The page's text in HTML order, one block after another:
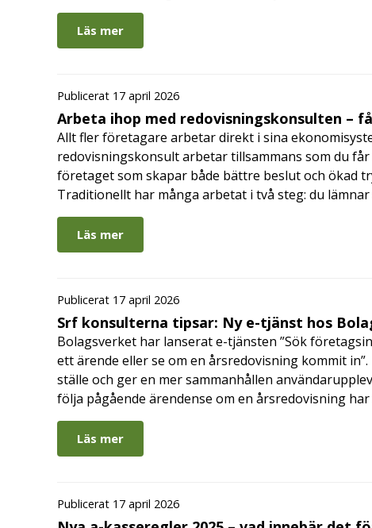
Läs mer
Publicerat 17 april 2026
Arbeta ihop med redovisningskonsulten
Allt fler företagare arbetar direkt i sina
redovisningskonsult arbetar tillsammans som du
företaget som skapar både bättre beslut och ökad
Traditionellt har många arbetat i två steg: du
Läs mer
Publicerat 17 april 2026
Srf konsulterna tipsar: Ny e-tjänst hos
Bolagsverket har lanserat e-tjänsten ”Sök
ett ärende eller se om en årsredovisning kommit
ställe och ger en mer sammanhållen
följa pågående ärendense om en årsredovisning
Läs mer
Publicerat 17 april 2026